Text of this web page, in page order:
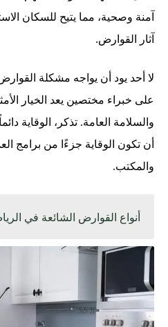
آمنة وصحية، مما يتيح للسكان
آثار القوارض.
لا أحد يود أن يواجه مشكلة
على خبراء مختصين يعد الخيار
والسلامة العامة. تذكر، الوقاية
أن تكون الوقاية جزءًا من برامج
والمكتب.
أنواع القوارض الشائعة في